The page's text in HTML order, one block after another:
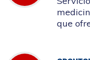
que